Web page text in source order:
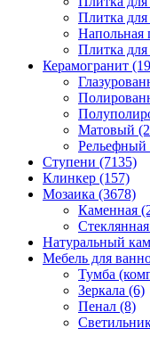
Плитка
Напольная
Плитка для
Керамогранит
Матовый
Рельефный
Ступени (7135)
Клинкер (157)
Мозаика (3678)
Каменная
Натуральный
Мебель для
Тумба
Зеркала (6)
Пенал (8)